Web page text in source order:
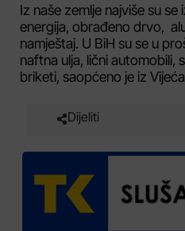
Iz naše zemlje najviše su
energija, obrađeno drvo,
namještaj. U BiH su se u
naftna ulja, lični automobili,
briketi, saopćeno je iz
Dijeliti